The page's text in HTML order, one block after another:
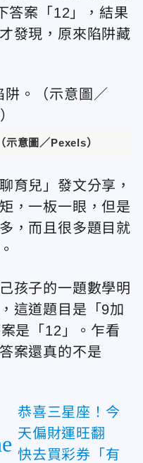
答案「12」，結果
發現，原來陷阱藏
示意圖／Pexels）
育兒」發文分享，
，一板一眼，但是
，而且很多題目就
孩子的一題數學明
這道題目是「9加
是「12」。乍看
案還真的不是
恭喜三星座！今
天偏財運旺翻
快去買彩券「有